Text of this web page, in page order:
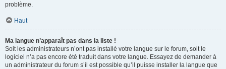
problème.
Haut
Ma langue n’apparaît pas dans la liste !
Soit les administrateurs n’ont pas installé votre langue sur le forum, soit le
logiciel n’a pas encore été traduit dans votre langue. Essayez de demander à
un administrateur du forum s’il est possible qu’il puisse installer la langue que